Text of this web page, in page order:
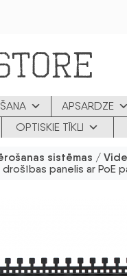
APSARDZE
OPTISKIE TĪKLI
sistēmas /
drošības panelis ar PoE